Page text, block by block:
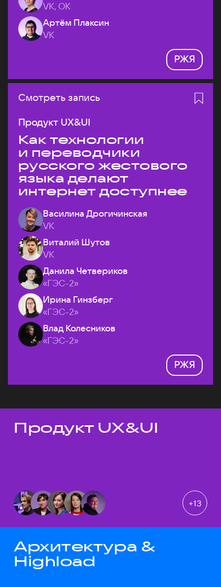
VK, ОК
Артём Плаксин
VK
РЖЯ
Смотреть запись
Продукт UX&UI
Как технологии
и переводчики
русского жестового
языка делают
интернет доступнее
Василина Дрогичинская
VK
Виталий Шутов
VK
Данила Четвериков
«ГЭС-2»
Ирина Гинзберг
«ГЭС-2»
Влад Колесников
«ГЭС-2»
РЖЯ
Темы докладов
Продукт UX&UI
+13
Архитектура &
Highload